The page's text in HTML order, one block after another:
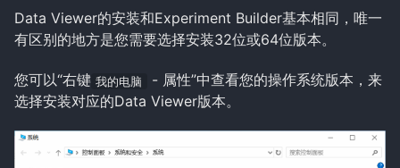
Data Viewer的安装和Experiment Builder基本相同，唯一
有区别的地方是您需要选择安装32位或64位版本。
您可以“右键 我的电脑
- 属性”中查看您的操作系统版本，来
选择安装对应的Data Viewer版本。